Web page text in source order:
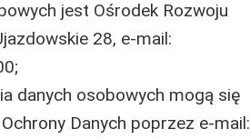
jest Ośrodek Rozwoju
28, e-mail:
danych osobowych mogą się
Danych poprzez e-mail: